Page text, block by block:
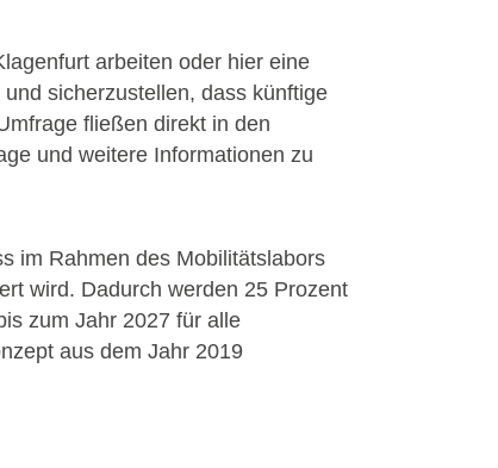
arbeiten oder hier eine
sicherzustellen, dass künftige
fließen direkt in den
und weitere Informationen zu
im Rahmen des Mobilitätslabors
wird. Dadurch werden 25 Prozent
zum Jahr 2027 für alle
aus dem Jahr 2019